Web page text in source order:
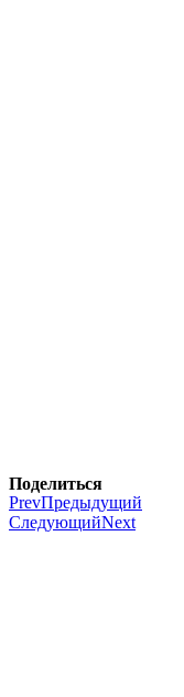
Поделиться
PrevПредыдущий
СледующийNext